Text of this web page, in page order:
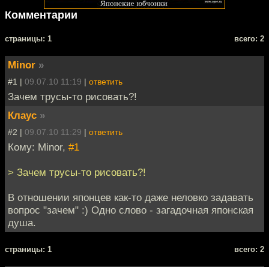
Комментарии
cтраницы: 1 всего: 2
Minor »
#1 | 09.07.10 11:19 | ответить
Зачем трусы-то рисовать?!
Клаус »
#2 | 09.07.10 11:29 | ответить
Кому: Minor, #1
> Зачем трусы-то рисовать?!
В отношении японцев как-то даже неловко задавать
вопрос "зачем" :) Одно слово - загадочная японская
душа.
cтраницы: 1 всего: 2